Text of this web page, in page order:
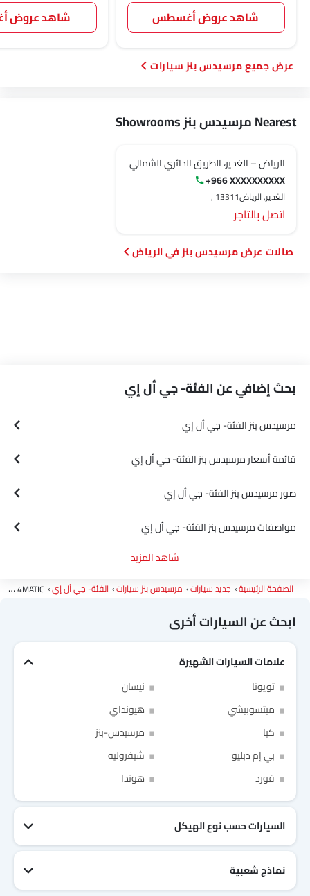
شاهد عروض أغسطس شاهد عروض
مرسيدس بنز سيارات
Nearest مرسيدس بنز Showrooms
الرياض – الغدير، الطريق الدائري الشمالي
+966 XXXXXXXXXX
الغدير, الرياض‎, 13311
اتصل بالتاجر
صالات عرض مرسيدس بنز في الرياض‎
بحث إضافي عن الفئة- جي أل إي
مرسيدس بنز الفئة- جي أل إي
قائمة أسعار مرسيدس بنز الفئة- جي أل إي
صور مرسيدس بنز الفئة- جي أل إي
مواصفات مرسيدس بنز الفئة- جي أل إي
ألوان مرسيدس بنز الفئة- جي أل إي
وكلاء مرسيدس بنز في الرياض‎
شاهد المزيد
الصفحة الرئيسية جديد سيارات مرسيدس بنز سيارات الفئة- جي أل إي AMG 53 4MATIC+
ابحث عن السيارات أخرى
علامات السيارات الشهيرة
تويوتا
نيسان
ميتسوبيشي
هيونداي
كيا
مرسيدس-بنز
بي إم دبليو
شيفروليه
فورد
هوندا
السيارات حسب نوع الهيكل
نماذج شعبية
I have read and agree to theشروط الاستخدامand سياسة
Link Your Google Account